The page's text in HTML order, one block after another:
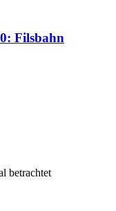
Filsbahn
betrachtet